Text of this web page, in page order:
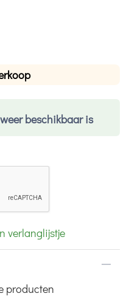
beschikbaar is
verlanglijstje
producten